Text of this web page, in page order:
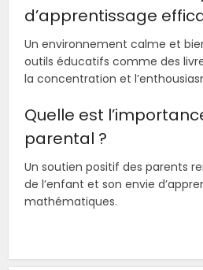
d’apprentissage
Un environnement calme et
outils éducatifs comme des
la concentration et
Quelle est
parental ?
Un soutien positif des parents
de l’enfant et son envie
mathématiques.